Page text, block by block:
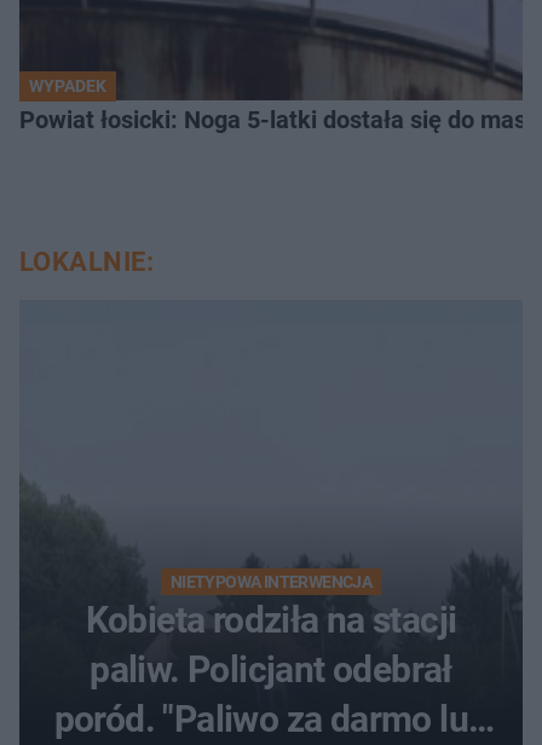
WYPADEK
Powiat łosicki: Noga 5-latki dostała się do
LOKALNIE:
NIETYPOWA INTERWENCJA
Kobieta rodziła na stacji
paliw. Policjant odebrał
poród. "Paliwo za darmo lub